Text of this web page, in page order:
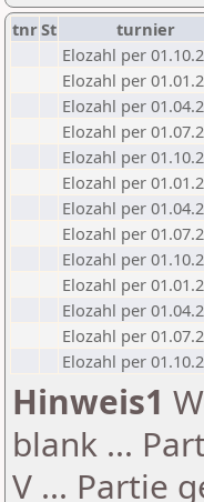
tnrSt turnier
Elozahl per
Elozahl per
Elozahl per
Elozahl per
Elozahl per
Elozahl per
Elozahl per
Elozahl per
Elozahl per
Elozahl per
Elozahl per
Elozahl per
Elozahl per
Hinweis1
blank ...
V ... Partie